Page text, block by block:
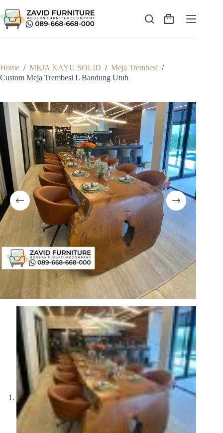
to
content
Shopping
Home / MEJA KAYU SOLID / Meja Trembesi /
Custom Meja Trembesi L Bandung Utuh